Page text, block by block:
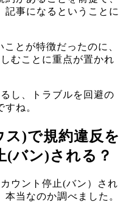
記事になるということに
とが特徴だったのに、
むことに重点が置かれ
し、トラブルを回避の
ね。
ス)で規約違反を
(バン)される？
ウント停止(バン）され
当なのか調べました。